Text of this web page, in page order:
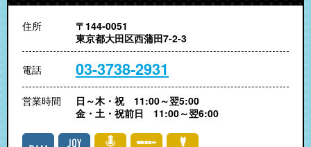
住所
〒144-0051
東京都大田区西蒲田7-2-3
電話 03-3738-2931
営業時間
日～木・祝 11:00～翌5:00
金・土・祝前日 11:00～翌6:00